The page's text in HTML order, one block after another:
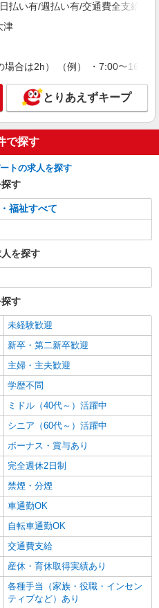
リン代含む)＞
寄り駅：泉大津
〜2187円 ＜日払い有/週払い有/交
寄り駅：泉大津
詳細を見る
収入＆負担少！高級シニアマン
〜2187円 ＜日払い有/週払い有/交
詳細を見る
験でも大丈夫◎研修が手厚い有
〜2187円 ＜日払い有/週払い有/交
リン代含む)＞
寄り駅：泉大津
詳細を見る
い有/週払い有/交通費全支給(ガ
津
場合は2h） （例） ・7:00〜
とりあえずキープ
で探す
トの求人を探す
す
福祉すべて
を探す
す
未経験歓迎
新卒・第二新卒歓迎
主婦・主夫歓迎
学歴不問
ミドル（40代～）活躍中
シニア（60代～）活躍中
ボーナス・賞与あり
完全週休2日制
禁煙・分煙
車通勤OK
自転車通勤OK
交通費支給
産休・育休取得実績あり
各種手当（家族・役職・インセン
ティブなど）あり